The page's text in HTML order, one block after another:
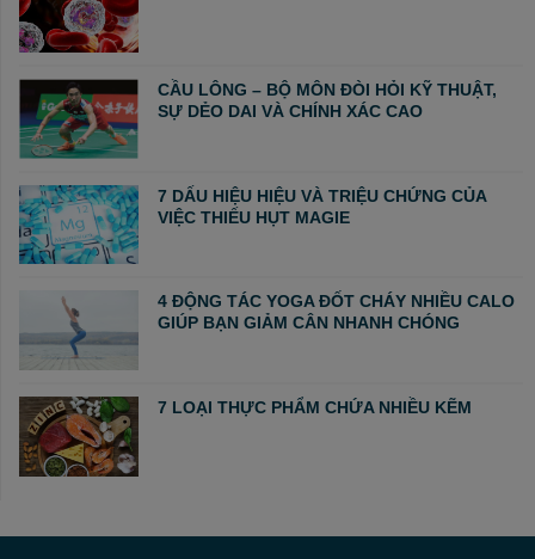
CẦU LÔNG – BỘ MÔN ĐÒI HỎI KỸ THUẬT,
SỰ DẺO DAI VÀ CHÍNH XÁC CAO
7 DẤU HIỆU HIỆU VÀ TRIỆU CHỨNG CỦA
VIỆC THIẾU HỤT MAGIE
4 ĐỘNG TÁC YOGA ĐỐT CHÁY NHIỀU CALO
GIÚP BẠN GIẢM CÂN NHANH CHÓNG
7 LOẠI THỰC PHẨM CHỨA NHIỀU KẼM